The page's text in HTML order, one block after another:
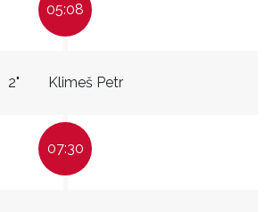
05:08
Klimeš Petr
2"
07:30